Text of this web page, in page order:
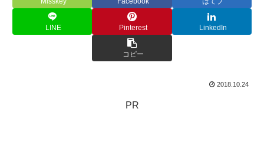
LINE Pinterest LinkedIn
コピー
2018.10.24
PR